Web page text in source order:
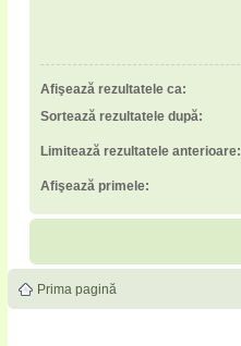
Afişează rezultatele ca:
Sortează rezultatele după:
Limitează rezultatele anterioare:
Afişează primele:
Prima pagină